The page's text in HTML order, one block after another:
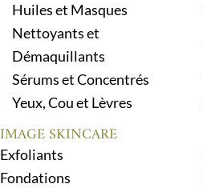
Huiles et Masques
Nettoyants et
Démaquillants
Sérums et Concentrés
Yeux, Cou et Lèvres
IMAGE SKINCARE
Exfoliants
Fondations